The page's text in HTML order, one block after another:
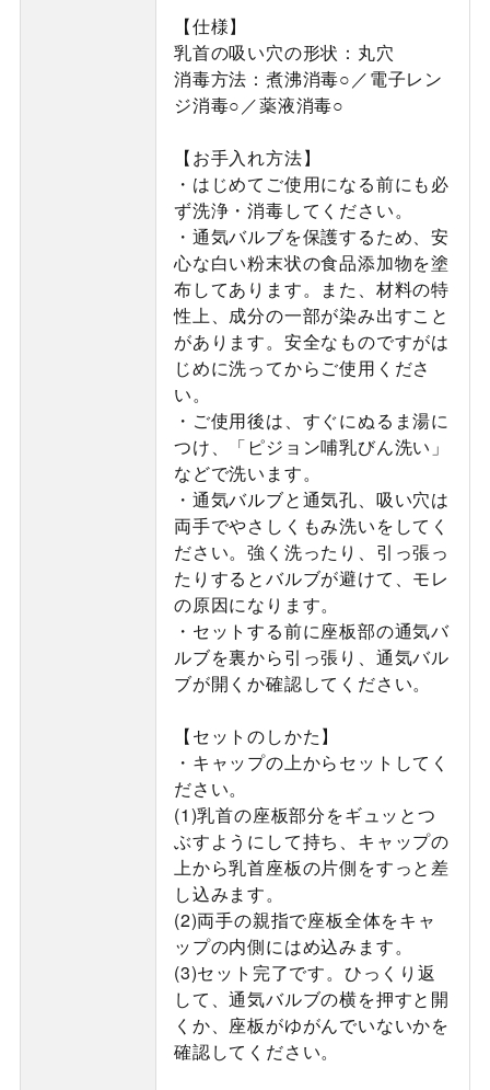
【仕様】
乳首の吸い穴の形状：丸穴
消毒方法：煮沸消毒○／電子レン
ジ消毒○／薬液消毒○
【お手入れ方法】
・はじめてご使用になる前にも必
ず洗浄・消毒してください。
・通気バルブを保護するため、安
心な白い粉末状の食品添加物を塗
布してあります。また、材料の特
性上、成分の一部が染み出すこと
があります。安全なものですがは
じめに洗ってからご使用くださ
い。
・ご使用後は、すぐにぬるま湯に
つけ、「ピジョン哺乳びん洗い」
などで洗います。
・通気バルブと通気孔、吸い穴は
両手でやさしくもみ洗いをしてく
ださい。強く洗ったり、引っ張っ
たりするとバルブが避けて、モレ
の原因になります。
・セットする前に座板部の通気バ
ルブを裏から引っ張り、通気バル
ブが開くか確認してください。
【セットのしかた】
・キャップの上からセットしてく
ださい。
(1)乳首の座板部分をギュッとつ
ぶすようにして持ち、キャップの
上から乳首座板の片側をすっと差
し込みます。
(2)両手の親指で座板全体をキャ
ップの内側にはめ込みます。
(3)セット完了です。ひっくり返
して、通気バルブの横を押すと開
くか、座板がゆがんでいないかを
確認してください。